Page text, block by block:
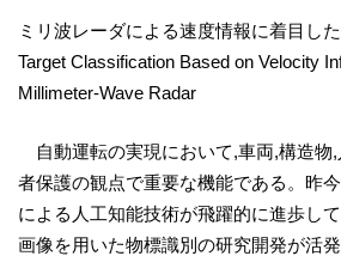
ミリ波レーダによる速度情報に着目し
Target Classification Based on Velocity
Millimeter-Wave Radar
自動運転の実現において,車両,構造物
者保護の観点で重要な機能である。昨
による人工知能技術が飛躍的に進歩し
画像を用いた物標識別の研究開発が活